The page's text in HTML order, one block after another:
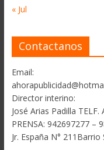
« Jul
Contactanos
Email:
Director interino:
José Arias Padilla
PRENSA: 942697277 –
Jr. España N°